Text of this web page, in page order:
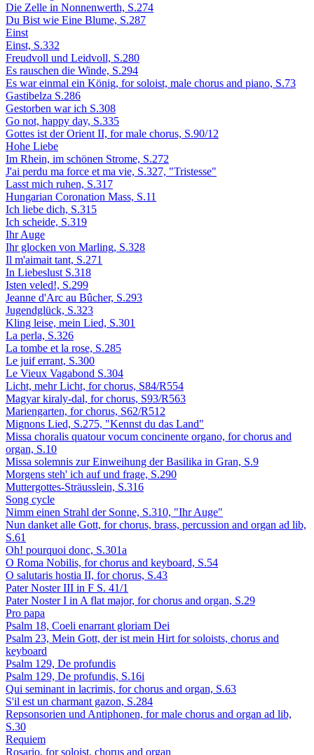
Die Zelle in Nonnenwerth, S.274
Du Bist wie Eine Blume, S.287
Einst
Einst, S.332
Freudvoll und Leidvoll, S.280
Es rauschen die Winde, S.294
Es war einmal ein König, for soloist, male chorus and piano, S.73
Gastibelza S.286
Gestorben war ich S.308
Go not, happy day, S.335
Gottes ist der Orient II, for male chorus, S.90/12
Hohe Liebe
Im Rhein, im schönen Strome, S.272
J'ai perdu ma force et ma vie, S.327, "Tristesse"
Lasst mich ruhen, S.317
Hungarian Coronation Mass, S.11
Ich liebe dich, S.315
Ich scheide, S.319
Ihr Auge
Ihr glocken von Marling, S.328
Il m'aimait tant, S.271
In Liebeslust S.318
Isten veled!, S.299
Jeanne d'Arc au Bûcher, S.293
Jugendglück, S.323
Kling leise, mein Lied, S.301
La perla, S.326
La tombe et la rose, S.285
Le juif errant, S.300
Le Vieux Vagabond S.304
Licht, mehr Licht, for chorus, S84/R554
Magyar kiraly-dal, for chorus, S93/R563
Mariengarten, for chorus, S62/R512
Mignons Lied, S.275, "Kennst du das Land"
Missa choralis quatour vocum concinente organo, for chorus and
organ, S.10
Missa solemnis zur Einweihung der Basilika in Gran, S.9
Morgens steh' ich auf und frage, S.290
Muttergottes-Sträusslein, S.316
Song cycle
Nimm einen Strahl der Sonne, S.310, "Ihr Auge"
Nun danket alle Gott, for chorus, brass, percussion and organ ad lib,
S.61
Oh! pourquoi donc, S.301a
O Roma Nobilis, for chorus and keyboard, S.54
O salutaris hostia II, for chorus, S.43
Pater Noster III in F S. 41/1
Pater Noster I in A flat major, for chorus and organ, S.29
Pro papa
Psalm 18, Coeli enarrant gloriam Dei
Psalm 23, Mein Gott, der ist mein Hirt for soloists, chorus and
keyboard
Psalm 129, De profundis
Psalm 129, De profundis, S.16i
Qui seminant in lacrimis, for chorus and organ, S.63
S'il est un charmant gazon, S.284
Repsonsorien und Antiphonen, for male chorus and organ ad lib,
S.30
Requiem
Rosario, for soloist, chorus and organ